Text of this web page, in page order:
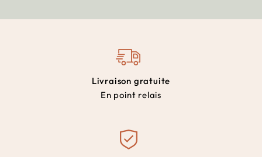
Livraison gratuite
En point relais